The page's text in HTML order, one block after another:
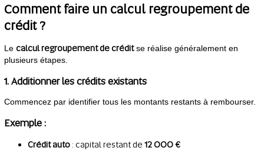
Comment faire un calcul regroupement de
crédit ?
Le calcul regroupement de créditse réalise généralement en
plusieurs étapes.
1. Additionner les crédits existants
Commencez par identifier tous les montants restants à rembourser.
Exemple :
Crédit auto: capital restant de 12 000 €